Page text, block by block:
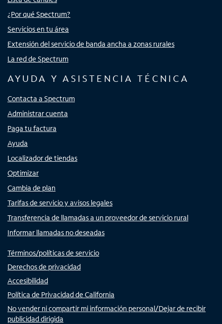
¿Por qué Spectrum?
Servicios en tu área
Extensión del servicio de banda ancha a zonas rurales
La red de Spectrum
AYUDA Y ASISTENCIA TÉCNICA
Contacta a Spectrum
Administrar cuenta
Paga tu factura
Ayuda
Localizador de tiendas
Optimizar
Cambia de plan
Tarifas de servicio y avisos legales
Transferencia de llamadas a un proveedor de servicio rural
Informar llamadas no deseadas
Términos/políticas de servicio
Derechos de privacidad
Accesibilidad
Política de Privacidad de California
No vender ni compartir mi información personal/Dejar de recibir
publicidad dirigida